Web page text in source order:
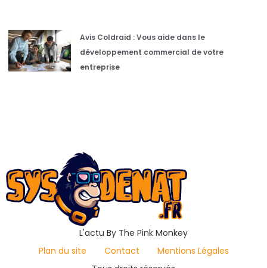
Avis Coldraid : Vous aide dans le
développement commercial de votre
entreprise
L'actu By The Pink Monkey
Plan du site
Contact
Mentions Légales